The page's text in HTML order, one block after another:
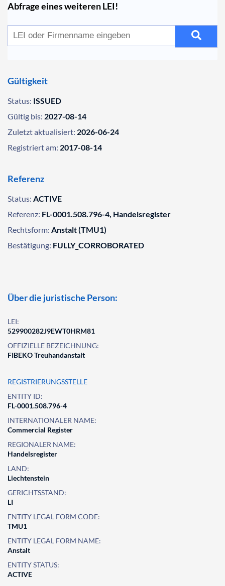
Abfrage eines weiteren LEI!
Gültigkeit
Status: ISSUED
Gültig bis: 2027-08-14
Zuletzt aktualisiert: 2026-06-24
Registriert am: 2017-08-14
Referenz
Status: ACTIVE
Referenz: FL-0001.508.796-4, Handelsregister
Rechtsform: Anstalt (TMU1)
Bestätigung: FULLY_CORROBORATED
Über die juristische Person:
LEI:
529900282J9EWT0HRM81
OFFIZIELLE BEZEICHNUNG:
FIBEKO Treuhandanstalt
REGISTRIERUNGSSTELLE
ENTITY ID:
FL-0001.508.796-4
INTERNATIONALER NAME:
Commercial Register
REGIONALER NAME:
Handelsregister
LAND:
Liechtenstein
GERICHTSSTAND:
LI
ENTITY LEGAL FORM CODE:
TMU1
ENTITY LEGAL FORM NAME:
Anstalt
ENTITY STATUS:
ACTIVE